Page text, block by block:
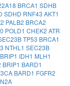
BRCA1 SDHB
SDHD RNF43 AKT1
PALB2 BRCA2
POLD1 CHEK2 ATR
TP53 BRCA1
NTHL1 SEC23B
BRIP1 IDH1 MLH1
BRIP1 BARD1
BARD1 FGFR2